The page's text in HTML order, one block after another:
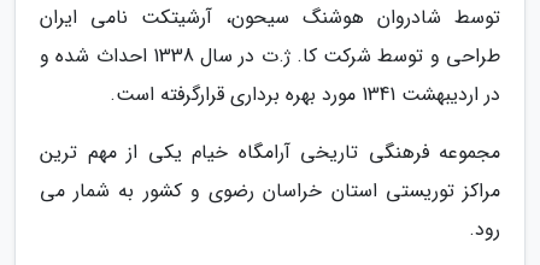
توسط شادروان هوشنگ سیحون، آرشیتکت نامی ایران
طراحی و توسط شرکت کا. ژ.ت در سال 1338 احداث شده و
در اردیبهشت 1341 مورد بهره برداری قرارگرفته است.
مجموعه فرهنگی تاریخی آرامگاه خیام یکی از مهم ترین
مراکز توریستی استان خراسان رضوی و کشور به شمار می
رود.